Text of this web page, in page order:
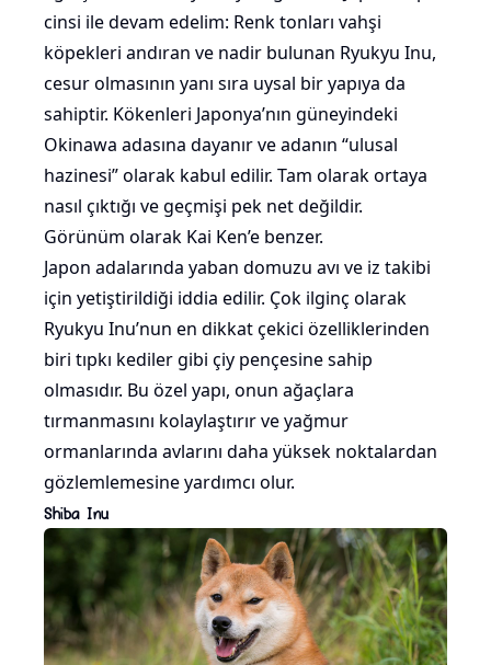
cinsi ile devam edelim: Renk tonları vahşi
köpekleri andıran ve nadir bulunan Ryukyu Inu,
cesur olmasının yanı sıra uysal bir yapıya da
sahiptir. Kökenleri Japonya’nın güneyindeki
Okinawa adasına dayanır ve adanın “ulusal
hazinesi” olarak kabul edilir. Tam olarak ortaya
nasıl çıktığı ve geçmişi pek net değildir.
Görünüm olarak Kai Ken’e benzer.
Japon adalarında yaban domuzu avı ve iz takibi
için yetiştirildiği iddia edilir. Çok ilginç olarak
Ryukyu Inu’nun en dikkat çekici özelliklerinden
biri tıpkı kediler gibi çiy pençesine sahip
olmasıdır. Bu özel yapı, onun ağaçlara
tırmanmasını kolaylaştırır ve yağmur
ormanlarında avlarını daha yüksek noktalardan
gözlemlemesine yardımcı olur.
Shiba Inu